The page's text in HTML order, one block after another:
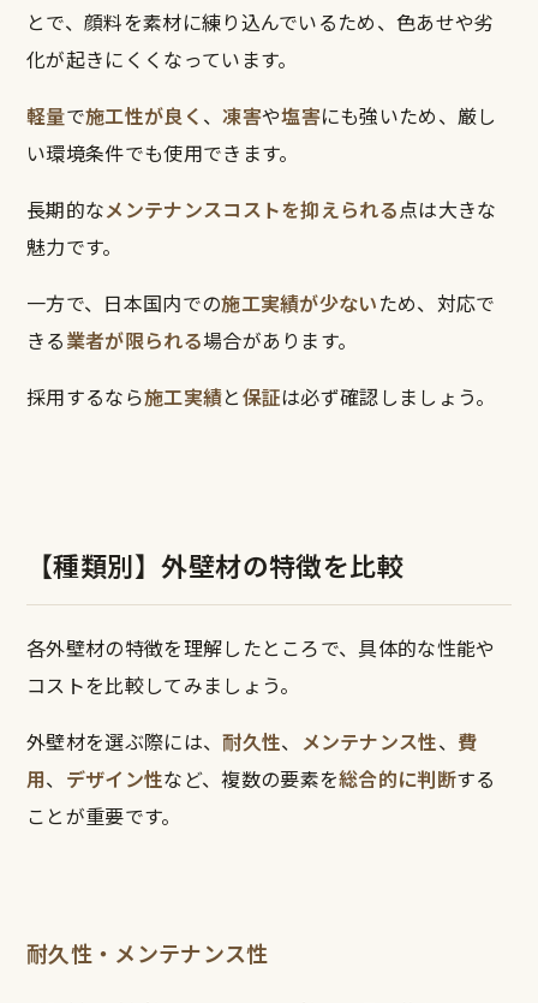
とで、顔料を素材に練り込んでいるため、色あせや劣
化が起きにくくなっています。
軽量で施工性が良く 、凍害や塩害にも強いため、厳し
い環境条件でも使用できます。
長期的なメンテナンスコストを抑えられる点は大きな
魅力です。
一方で、日本国内での施工実績が少ないため、対応で
きる業者が限られる場合があります。
採用するなら施工実績と保証は必ず確認しましょう。
【種類別】外壁材の特徴を比較
各外壁材の特徴を理解したところで、具体的な性能や
コストを比較してみましょう。
外壁材を選ぶ際には、耐久性、 メンテナンス性、 費
用、 デザイン性など、複数の要素を総合的に判断する
ことが重要です。
耐久性・メンテナンス性